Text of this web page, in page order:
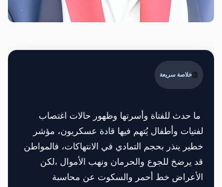
خلاصة سريعة
ما حدث للفتاة وأسرتها وظهور حالات اغتصاب
لفتيات وأطفال يُتهم فيها قادة عسكريون، مؤشر
خطير ينذر بحجم التمادي في الانتهاكات، فالمواطن
قد يرضخ للجوع والحرمان ونهب الأموال ،لكن
الأعراض خط أحمر والسكوت عن محاسبة